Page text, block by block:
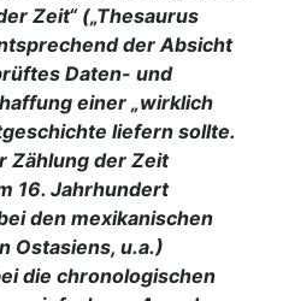
Zeit“ („Thesaurus
der Absicht
Daten- und
einer „wirklich
liefern sollte.
Zählung der Zeit
16. Jahrhundert
den mexikanischen
Ostasiens, u.a.)
die chronologischen